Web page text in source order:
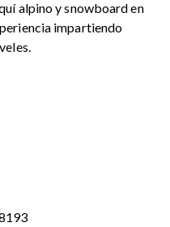
alpino y snowboard en
impartiendo